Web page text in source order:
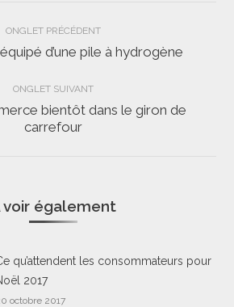
ONGLET PRÉCÉDENT
Onglet
d’une pile à hydrogène
ONGLET SUIVANT
Onglet
bientôt dans le giron de
carrefour
voir également
qu’attendent les consommateurs pour
2017
octobre 2017